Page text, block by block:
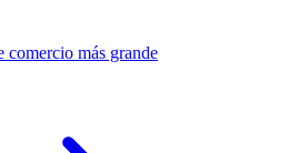
comercio más grande